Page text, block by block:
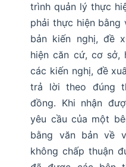
trình quản lý thực
phải thực hiện bằng
bản kiến nghị, đề
hiện căn cứ, cơ sở,
các kiến nghị, đề
trả lời theo đúng
đồng. Khi nhận
yêu cầu của một
bằng văn bản về
không chấp thuận